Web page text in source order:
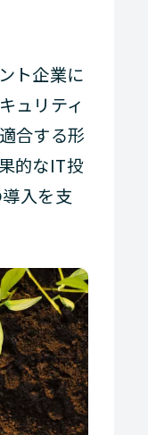
ト企業に
ュリティ
合する形
的なIT投
入を支